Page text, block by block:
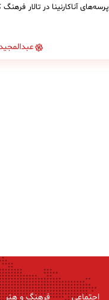
پرسه‌های آناکارنینا در تالار
اجتماعی فرهنگ و هنر